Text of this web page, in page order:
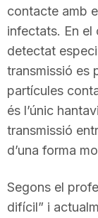
g
o
contacte amb
infectats. En el
detectat
transmissió es
partícules
és l’únic
transmissió
d’una forma
Segons el
difícil” i